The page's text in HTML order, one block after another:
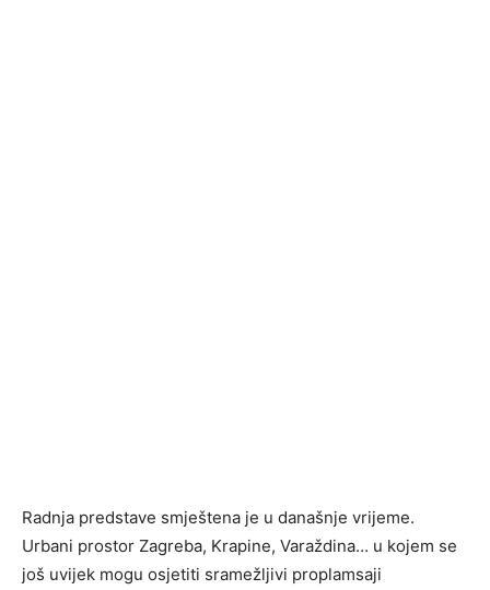
Radnja predstave smještena je u današnje vrijeme.
Urbani prostor Zagreba, Krapine, Varaždina… u kojem se
još uvijek mogu osjetiti sramežljivi proplamsaji